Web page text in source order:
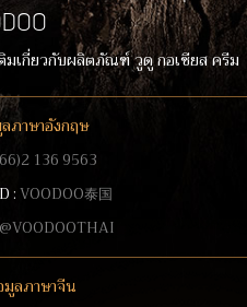
มเกี่ยวกับผลิตภัณฑ์ วูดู กอเชียส ครีม
ภาษาอังกฤษ
136 9563
:VOODOO泰国
@VOODOOTHAI
ลภาษาจีน